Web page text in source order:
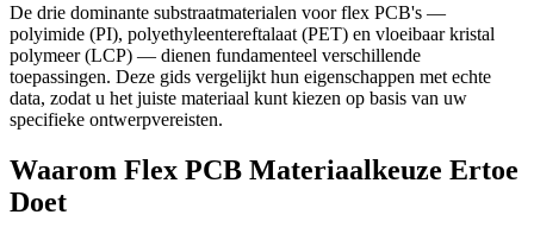
De drie dominante substraatmaterialen voor flex PCB's —
polyimide (PI), polyethyleentereftalaat (PET) en vloeibaar kristal
polymeer (LCP) — dienen fundamenteel verschillende
toepassingen. Deze gids vergelijkt hun eigenschappen met echte
data, zodat u het juiste materiaal kunt kiezen op basis van uw
specifieke ontwerpvereisten.
Waarom Flex PCB Materiaalkeuze Ertoe
Doet